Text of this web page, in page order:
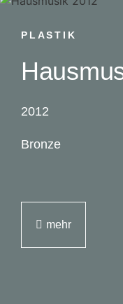
PLASTIK
2012
Bronze
mehr